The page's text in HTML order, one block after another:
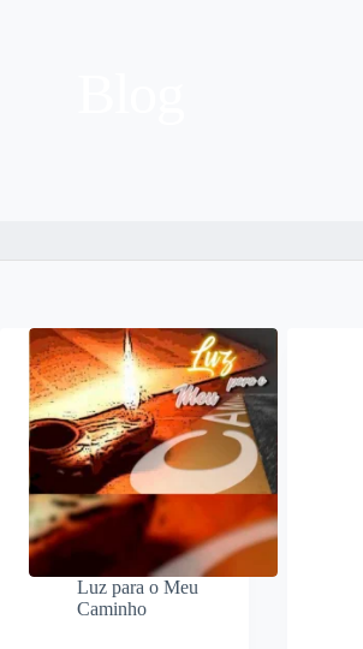
Luz para o Meu
Caminho